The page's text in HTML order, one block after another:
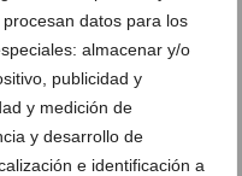
datos para los
almacenar y/o
publicidad y
y medición de
y desarrollo de
e identificación a